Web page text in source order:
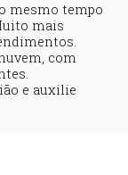
mesmo tempo
mais
com
e auxilie